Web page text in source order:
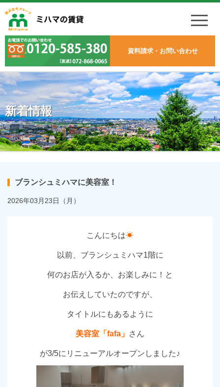
資料請求・お問い合わせ
新着情報
ブランシュミハマに美容室！
2026年03月23日（月）
こんにちは☀
以前、ブランシュミハマ1階に
何のお店が入るか、お楽しみに！と
お伝えしていたのですが、
タイトルにもあるように
美容室「fafa」 さん
が3/5にリニューアルオープンしました♪